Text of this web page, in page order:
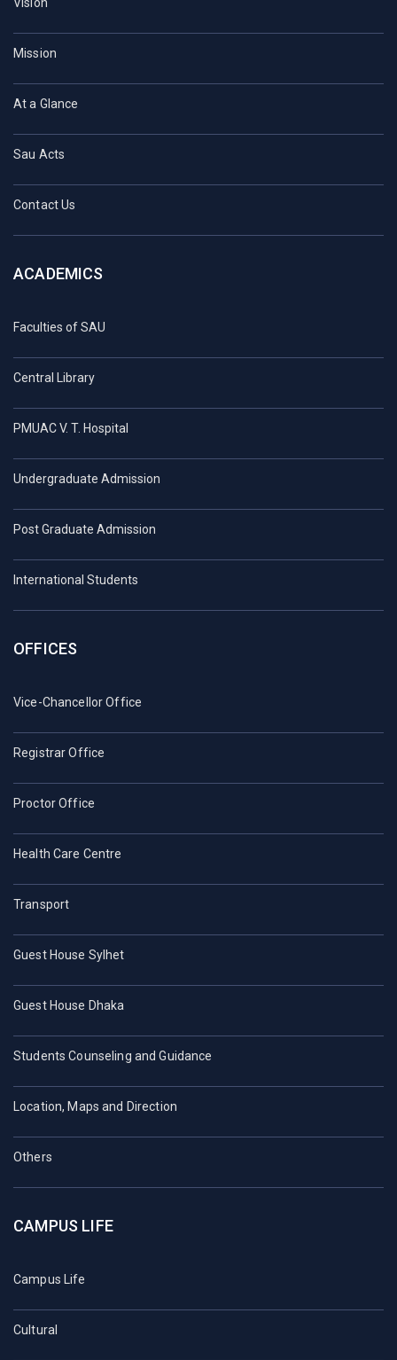
Mission
At a Glance
Sau Acts
Contact Us
ACADEMICS
Faculties of SAU
Central Library
PMUAC V. T. Hospital
Undergraduate Admission
Post Graduate Admission
International Students
OFFICES
Vice-Chancellor Office
Registrar Office
Proctor Office
Health Care Centre
Transport
Guest House Sylhet
Guest House Dhaka
Students Counseling and Guidance
Location, Maps and Direction
Others
CAMPUS LIFE
Campus Life
Cultural